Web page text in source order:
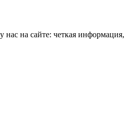
на сайте: четкая информация,